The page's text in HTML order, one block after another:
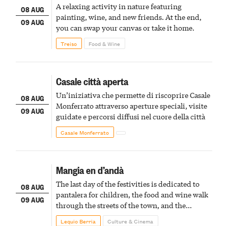
08 AUG
09 AUG
A relaxing activity in nature featuring
painting, wine, and new friends. At the end,
you can swap your canvas or take it home.
Treiso Food & Wine
08 AUG
09 AUG
Casale città aperta
Un’iniziativa che permette di riscoprire Casale
Monferrato attraverso aperture speciali, visite
guidate e percorsi diffusi nel cuore della città
Casale Monferrato
08 AUG
09 AUG
Mangia en d’andà
The last day of the festivities is dedicated to
pantalera for children, the food and wine walk
through the streets of the town, and the
fireworks finale
Lequio Berria Culture & Cinema